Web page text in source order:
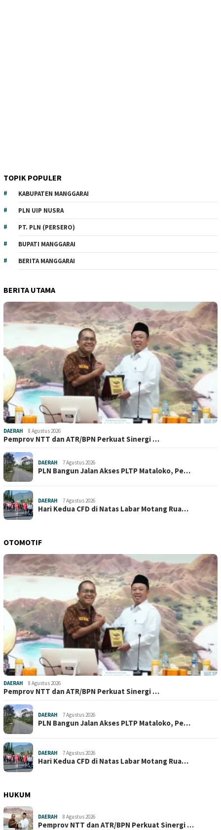
TOPIK POPULER
KABUPATEN MANGGARAI
PLN UIP NUSRA
PT. PLN (PERSERO)
BUPATI MANGGARAI
BERITA MANGGARAI
BERITA UTAMA
DAERAH 8 Agustus 2026
Pemprov NTT dan ATR/BPN Perkuat Sinergi …
DAERAH 7 Agustus 2026
PLN Bangun Jalan Akses PLTP Mataloko, Pe…
DAERAH 7 Agustus 2026
Hari Kedua CFD di Natas Labar Motang Rua…
OTOMOTIF
DAERAH 8 Agustus 2026
Pemprov NTT dan ATR/BPN Perkuat Sinergi …
DAERAH 7 Agustus 2026
PLN Bangun Jalan Akses PLTP Mataloko, Pe…
DAERAH 7 Agustus 2026
Hari Kedua CFD di Natas Labar Motang Rua…
HUKUM
DAERAH 8 Agustus 2026
Pemprov NTT dan ATR/BPN Perkuat Sinergi …